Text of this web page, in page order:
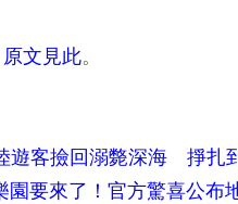
原文見此。
遊客撿回溺斃深海 掙扎
園要來了！官方驚喜公布